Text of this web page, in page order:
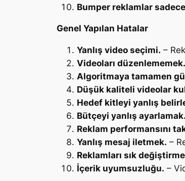
Bumper reklamlar
Genel Yapılan Hatalar
Yanlış video seçimi. –
Videoları düzenlememek.
Algoritmaya tamamen
Düşük kaliteli videolar
Hedef kitleyi yanlış
Bütçeyi yanlış ayarlamak.
Reklam performansını
Yanlış mesaj iletmek. –
Reklamları sık
İçerik uyumsuzluğu. –